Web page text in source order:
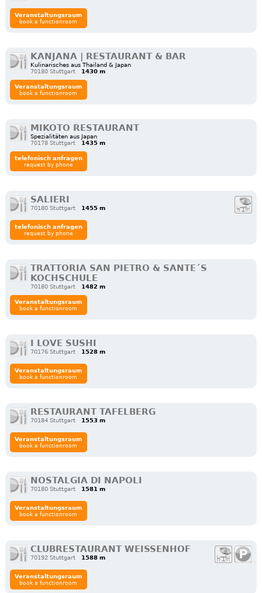
Veranstaltungsraum
book a functionroom
KANJANA | RESTAURANT & BAR
Kulinarisches aus Thailand & Japan
70180 Stuttgart
1430 m
Veranstaltungsraum
book a functionroom
MIKOTO RESTAURANT
Spezialitäten aus Japan
70178 Stuttgart
1435 m
telefonisch anfragen
request by phone
SALIERI
70180 Stuttgart 1455 m
telefonisch anfragen
request by phone
TRATTORIA SAN PIETRO & SANTE´S
KOCHSCHULE
70180 Stuttgart 1482 m
Veranstaltungsraum
book a functionroom
I LOVE SUSHI
70176 Stuttgart 1528 m
Veranstaltungsraum
book a functionroom
RESTAURANT TAFELBERG
70184 Stuttgart 1553 m
Veranstaltungsraum
book a functionroom
NOSTALGIA DI NAPOLI
70180 Stuttgart 1581 m
Veranstaltungsraum
book a functionroom
CLUBRESTAURANT WEISSENHOF
70192 Stuttgart 1588 m
Veranstaltungsraum
book a functionroom